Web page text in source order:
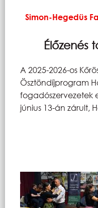
Simon-Hegedüs
Élőzenés
A 2025-2026-os
Ösztöndíjprogram
fogadószervezetek
június 13-án zárult,